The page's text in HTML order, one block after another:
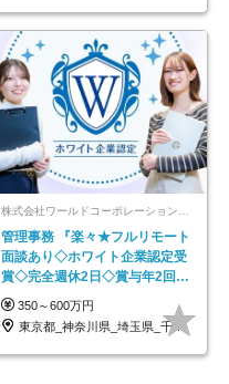
管理事務 『楽々★フルリモート
面談あり◇ホワイト企業認定受
賞◇完全週休2日◇賞与年2回
/p13
350～600万円
東京都_神奈川県_埼玉県_千葉県_大阪府…